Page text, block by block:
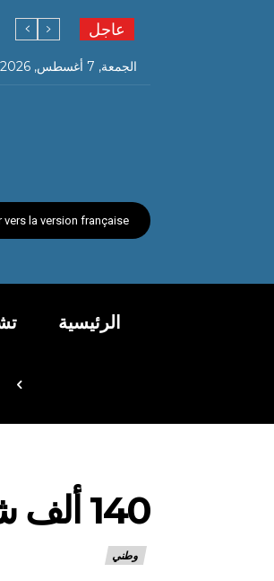
عاجل
الجمعة, 7 أغسطس, 2026
vers la version française
الرئيسية
140 ألف شجرة يتواصل غرسها بمستغانم
وطني